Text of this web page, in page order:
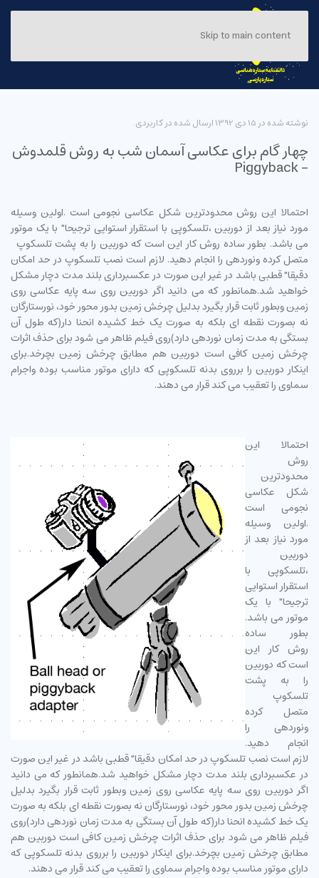
Skip to main content
نوشته شده در15 دی 1392 ارسال شده درکاربردی.
چهار گام برای عکاسی آسمان شب به روش قلمدوش
- Piggyback
احتمالا این روش محدودترین شکل عکاسی نجومی است .اولین وسیله
مورد نیاز بعد از دوربین ،تلسکوپی با استقرار استوایی ترجیحا" با یک موتور
می باشد. بطور ساده روش کار این است که دوربین را به پشت تلسکوپ
متصل کرده ونوردهی را انجام دهید. لازم است نصب تلسکوپ در حد امکان
دقیقا" قطبی باشد در غیر این صورت در عکسبرداری بلند مدت دچار مشکل
خواهید شد.همانطور که می دانید اگر دوربین روی سه پایه عکاسی روی
زمین وبطور ثابت قرار بگیرد بدلیل چرخش زمین بدور محور خود، نورستارگان
نه بصورت نقطه ای بلکه به صورت یک خط کشیده انحنا دار(که طول آن
بستگی به مدت زمان نوردهی دارد)روی فیلم ظاهر می شود برای حذف اثرات
چرخش زمین کافی است دوربین هم مطابق چرخش زمین بچرخد.برای
اینکار دوربین را برروی بدنه تلسکوپی که دارای موتور مناسب بوده واجرام
سماوی را تعقیب می کند قرار می دهند.
احتمالا این
روش
محدودترین
شکل عکاسی
نجومی است
.اولین وسیله
مورد نیاز بعد از
دوربین
،تلسکوپی با
استقرار استوایی
ترجیحا" با یک
موتور می باشد.
بطور ساده
روش کار این
است که دوربین
را به پشت
تلسکوپ
متصل کرده
ونوردهی را
انجام دهید.
لازم است نصب تلسکوپ در حد امکان دقیقا" قطبی باشد در غیر این صورت
در عکسبرداری بلند مدت دچار مشکل خواهید شد.همانطور که می دانید
اگر دوربین روی سه پایه عکاسی روی زمین وبطور ثابت قرار بگیرد بدلیل
چرخش زمین بدور محور خود، نورستارگان نه بصورت نقطه ای بلکه به صورت
یک خط کشیده انحنا دار(که طول آن بستگی به مدت زمان نوردهی دارد)روی
فیلم ظاهر می شود برای حذف اثرات چرخش زمین کافی است دوربین هم
مطابق چرخش زمین بچرخد.برای اینکار دوربین را برروی بدنه تلسکوپی که
دارای موتور مناسب بوده واجرام سماوی را تعقیب می کند قرار می دهند.